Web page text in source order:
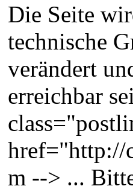
Die Seite
technische
verändert
erreichbar
href="http://
m --> ...